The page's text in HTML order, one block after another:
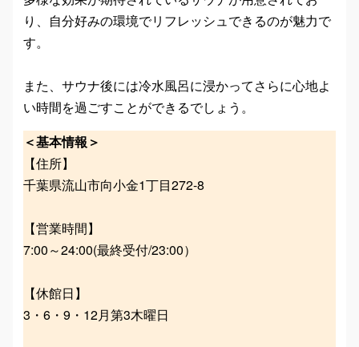
り、自分好みの環境でリフレッシュできるのが魅力で
す。
また、サウナ後には冷水風呂に浸かってさらに心地よ
い時間を過ごすことができるでしょう。
＜基本情報＞
【住所】
千葉県流山市向小金1丁目272-8
【営業時間】
7:00～24:00(最終受付/23:00）
【休館日】
3・6・9・12月第3木曜日